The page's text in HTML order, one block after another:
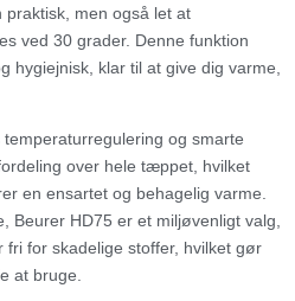
men også let at
ved 30 grader. Denne funktion
hygiejnisk, klar til at give dig varme,
og smarte
over hele tæppet, hvilket
en ensartet og behagelig varme.
Beurer HD75 er et miljøvenligt valg,
for skadelige stoffer, hvilket gør
at bruge.